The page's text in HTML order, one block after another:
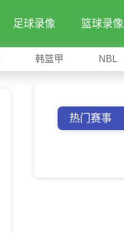
足球录像 篮球录像
韩篮甲 NBL
热门赛事